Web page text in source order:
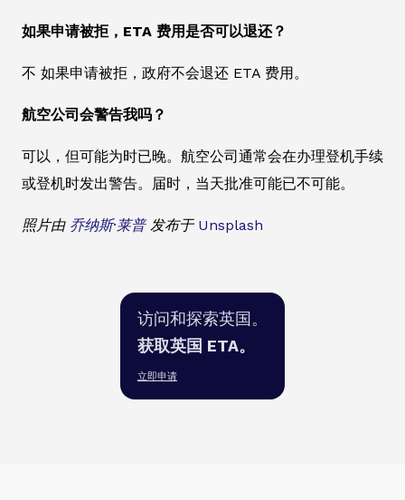
如果申请被拒，ETA 费用是否可以退还？
不 如果申请被拒，政府不会退还 ETA 费用。
航空公司会警告我吗？
可以，但可能为时已晚。航空公司通常会在办理登机手续
或登机时发出警告。届时，当天批准可能已不可能。
照片由 乔纳斯·莱普发布于 Unsplash
访问和探索英国。
获取英国 ETA。
立即申请